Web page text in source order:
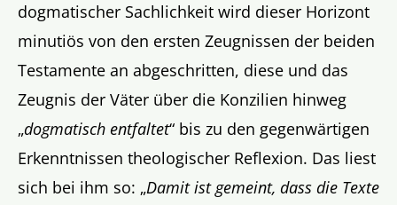
dogmatischer Sachlichkeit wird dieser Horizont
minutiös von den ersten Zeugnissen der beiden
Testamente an abgeschritten, diese und das
Zeugnis der Väter über die Konzilien hinweg
„dogmatisch entfaltet“ bis zu den gegenwärtigen
Erkenntnissen theologischer Reflexion. Das liest
sich bei ihm so: „Damit ist gemeint, dass die Texte